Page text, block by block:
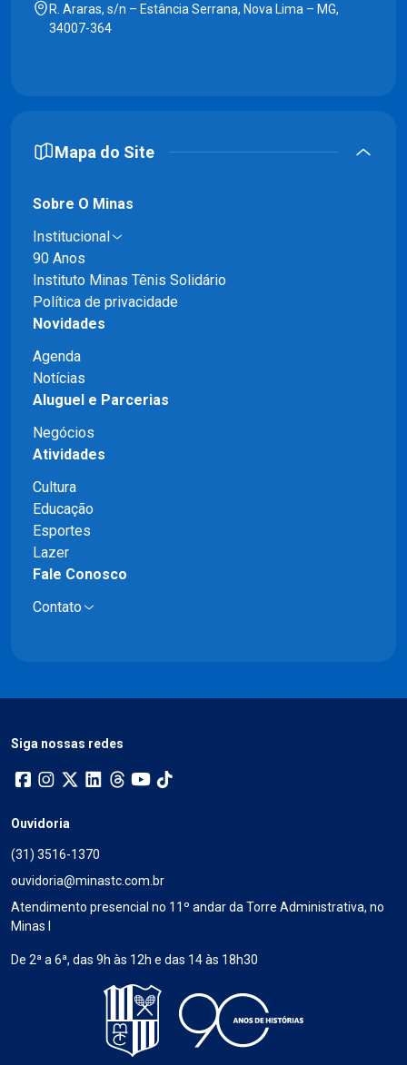
R. Araras, s/n – Estância Serrana, Nova Lima – MG,
34007-364
Mapa do Site
Sobre O Minas
Institucional
90 Anos
Instituto Minas Tênis Solidário
Política de privacidade
Novidades
Agenda
Notícias
Aluguel e Parcerias
Negócios
Atividades
Cultura
Educação
Esportes
Lazer
Fale Conosco
Contato
Siga nossas redes
Ouvidoria
(31) 3516-1370
ouvidoria@minastc.com.br
Atendimento presencial no 11º andar da Torre Administrativa, no
Minas I
De 2ª a 6ª, das 9h às 12h e das 14 às 18h30